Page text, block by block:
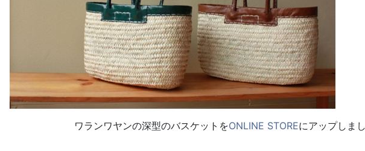
ワランワヤンの深型のバスケットをONLINE STOREにアップしまし